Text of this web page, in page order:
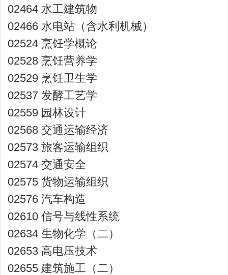
02464 水工建筑物
02466 水电站（含水利机械）
02524 烹饪学概论
02528 烹饪营养学
02529 烹饪卫生学
02537 发酵工艺学
02559 园林设计
02568 交通运输经济
02573 旅客运输组织
02574 交通安全
02575 货物运输组织
02576 汽车构造
02610 信号与线性系统
02634 生物化学（二）
02653 高电压技术
02655 建筑施工（二）